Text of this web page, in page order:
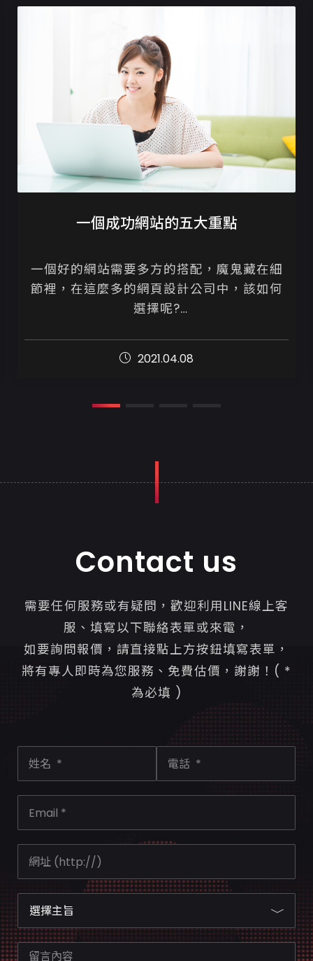
一個成功網站的五大重點
一個好的網站需要多方的搭配，魔鬼藏在細
節裡，在這麼多的網頁設計公司中，該如何
選擇呢?
2021.04.08
Contact us
需要任何服務或有疑問，歡迎利用LINE線上客
服、填寫以下聯絡表單或來電，
如要詢問報價，請直接點上方按鈕填寫表單，
將有專人即時為您服務、免費估價，謝謝！( *
為必填 )